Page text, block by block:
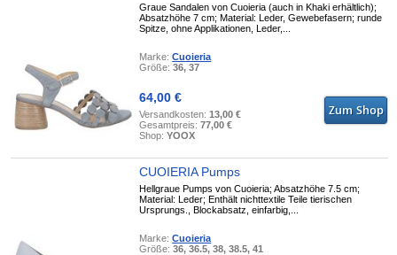
Graue Sandalen von Cuoieria (auch in Khaki erhältlich);
Absatzhöhe 7 cm; Material: Leder, Gewebefasern; runde
Spitze, ohne Applikationen, Leder,...
Marke:Cuoieria
Größe:36, 37
64,00 €
Versandkosten:13,00 €
Gesamtpreis:77,00 €
Shop:YOOX
CUOIERIA Pumps
Hellgraue Pumps von Cuoieria; Absatzhöhe 7.5 cm;
Material: Leder; Enthält nichttextile Teile tierischen
Ursprungs., Blockabsatz, einfarbig,...
Marke:Cuoieria
Größe:36, 36.5, 38, 38.5, 41